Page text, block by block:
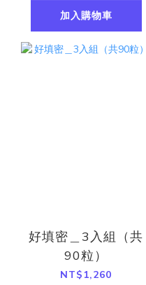
加入購物車
好填密＿3入組（共
90粒）
NT$1,260